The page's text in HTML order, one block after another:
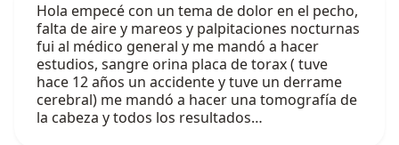
Hola empecé con un tema de dolor en el pecho,
falta de aire y mareos y palpitaciones nocturnas
fui al médico general y me mandó a hacer
estudios, sangre orina placa de torax ( tuve
hace 12 años un accidente y tuve un derrame
cerebral) me mandó a hacer una tomografía de
la cabeza y todos los resultados…